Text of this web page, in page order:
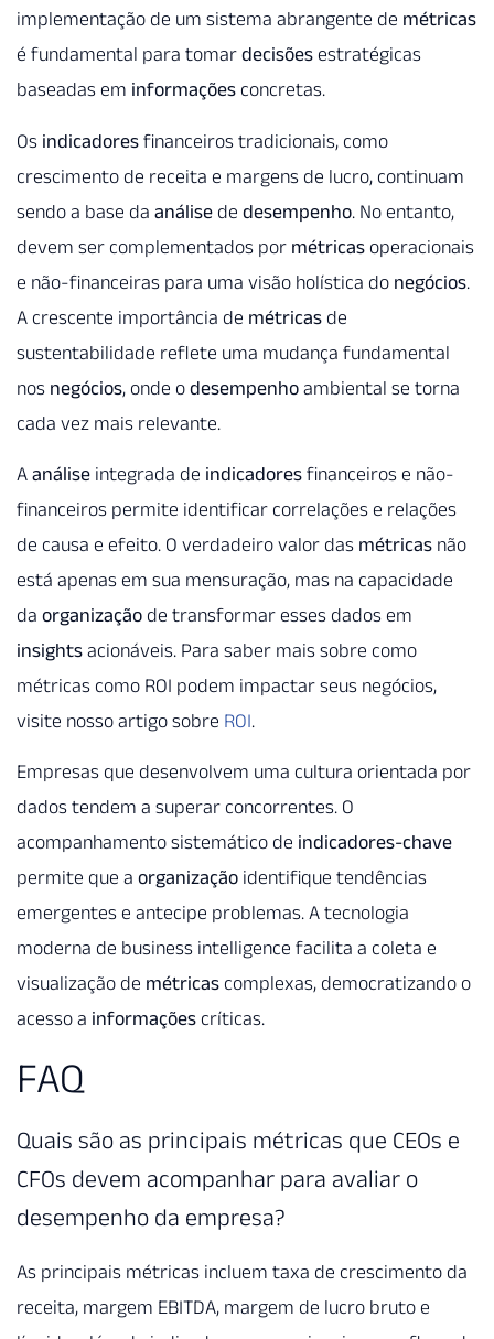
implementação de um sistema abrangente de métricas
é fundamental para tomar decisões estratégicas
baseadas em informações concretas.
Os indicadores financeiros tradicionais, como
crescimento de receita e margens de lucro, continuam
sendo a base da análise de desempenho. No entanto,
devem ser complementados por métricas operacionais
e não-financeiras para uma visão holística do negócios.
A crescente importância de métricas de
sustentabilidade reflete uma mudança fundamental
nos negócios, onde o desempenho ambiental se torna
cada vez mais relevante.
A análise integrada de indicadores financeiros e não-
financeiros permite identificar correlações e relações
de causa e efeito. O verdadeiro valor das métricas não
está apenas em sua mensuração, mas na capacidade
da organização de transformar esses dados em
insights acionáveis. Para saber mais sobre como
métricas como ROI podem impactar seus negócios,
visite nosso artigo sobre ROI.
Empresas que desenvolvem uma cultura orientada por
dados tendem a superar concorrentes. O
acompanhamento sistemático de indicadores-chave
permite que a organização identifique tendências
emergentes e antecipe problemas. A tecnologia
moderna de business intelligence facilita a coleta e
visualização de métricas complexas, democratizando o
acesso a informações críticas.
FAQ
Quais são as principais métricas que CEOs e
CFOs devem acompanhar para avaliar o
desempenho da empresa?
As principais métricas incluem taxa de crescimento da
receita, margem EBITDA, margem de lucro bruto e